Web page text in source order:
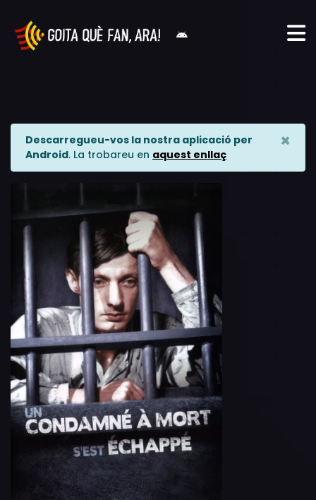
Descarregueu-vos la nostra aplicació per
Android. La trobareu en aquest enllaç
×